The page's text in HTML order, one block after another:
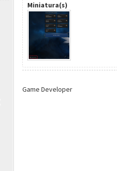
Miniatura(s)
Game Developer